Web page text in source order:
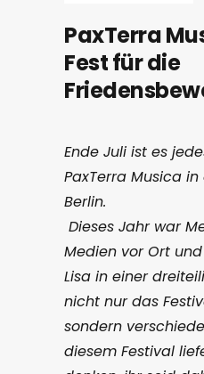
PaxTerra
Fest für die
Ende Juli ist es
PaxTerra Musica
Berlin.
Dieses Jahr war
Medien vor Ort
Lisa in einer
nicht nur das
sondern
diesem Festival